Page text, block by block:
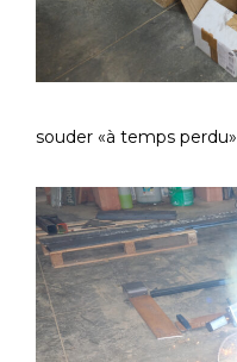
souder «à temps perdu»